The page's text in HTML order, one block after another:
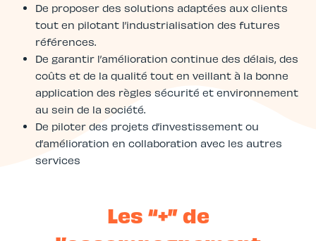
De proposer des solutions adaptées aux clients
tout en pilotant l’industrialisation des futures
références.
De garantir l’amélioration continue des délais, des
coûts et de la qualité tout en veillant à la bonne
application des règles sécurité et environnement
au sein de la société.
De piloter des projets d’investissement ou
d’amélioration en collaboration avec les autres
services
Les “+” de